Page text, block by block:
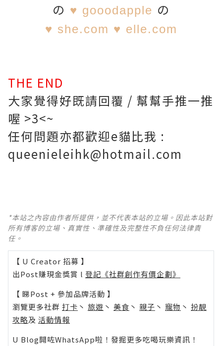
の ♥ gooodapple の
♥ she.com ♥ elle.com
THE END
大家覺得好既請回覆 / 幫幫手推一推
喔 >3<~
任何問題亦都歡迎e貓比我 :
queenieleihk@hotmail.com
*本站之內容由作者所提供，並不代表本站的立場。因此本站對
所有博客的立場、真實性、準確性及完整性不負任何法律責
任。
【 U Creator 招募 】
出Post賺現金獎賞 l 登記《社群創作有價企劃》
【 睇Post + 參加品牌活動 】
瀏覽更多社群 打卡 丶 旅遊 丶 美食 丶 親子 丶 寵物 丶 扮靚
攻略及 活動情報
U Blog開咗WhatsApp啦！發掘更多吃喝玩樂資訊！